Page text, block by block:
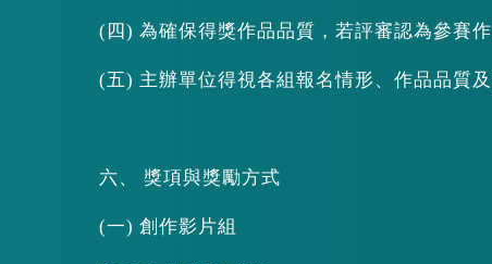
(四) 為確保得獎作品品質，若評審認為參賽
(五) 主辦單位得視各組報名情形、作品品質
六、 獎項與獎勵方式
(一) 創作影片組